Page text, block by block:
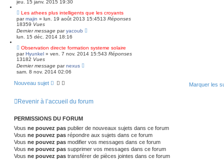
jeu. 15 janv. 2015 19:30
Les athees plus intelligents que les croyants
parmajin » lun. 19 août 2013 15:4513 Réponses
18359 Vues
Dernier message paryacoub
lun. 15 déc. 2014 18:16
Observation directe formation systeme solaire
parHyunkel » ven. 7 nov. 2014 15:543 Réponses
13182 Vues
Dernier message parnexus
sam. 8 nov. 2014 02:06
Nouveau sujet Marquer les
Revenir à l’accueil du forum
PERMISSIONS DU FORUM
Vous ne pouvez pas publier de nouveaux sujets dans ce forum
Vous ne pouvez pas répondre aux sujets dans ce forum
Vous ne pouvez pas modifier vos messages dans ce forum
Vous ne pouvez pas supprimer vos messages dans ce forum
Vous ne pouvez pas transférer de pièces jointes dans ce forum